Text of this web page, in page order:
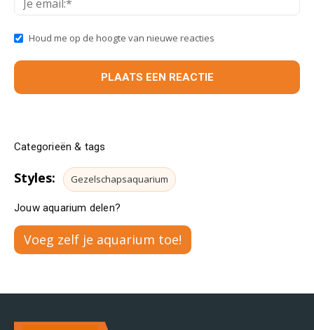
Houd me op de hoogte van nieuwe reacties
Categorieën & tags
Styles: Gezelschapsaquarium
Jouw aquarium delen?
Voeg zelf je aquarium toe!